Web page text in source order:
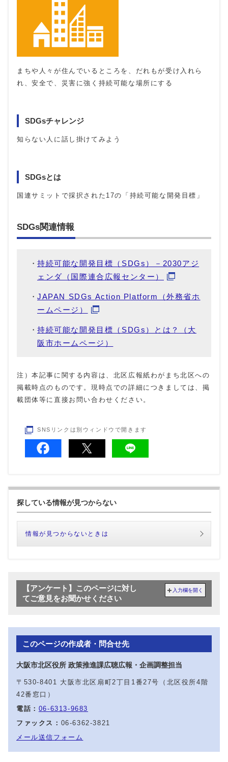
まちや人々が住んでいるところを、だれもが受け入れら
れ、安全で、災害に強く持続可能な場所にする
SDGsチャレンジ
知らない人に話し掛けてみよう
SDGsとは
国連サミットで採択された17の「持続可能な開発目標」
SDGs関連情報
持続可能な開発目標（SDGs）－2030アジ
ェンダ（国際連合広報センター）
JAPAN SDGs Action Platform（外務省ホ
ームページ）
持続可能な開発目標（SDGs）とは？（大
阪市ホームページ）
注）本記事に関する内容は、北区広報紙わがまち北区への
掲載時点のものです。現時点での詳細につきましては、掲
載団体等に直接お問い合わせください。
SNSリンクは別ウィンドウで開きます
探している情報が見つからない
情報が見つからないときは
【アンケート】このページに対し
てご意見をお聞かせください
入力欄を開く
このページの作成者・問合せ先
大阪市北区役所 政策推進課広聴広報・企画調整担当
〒530-8401 大阪市北区扇町2丁目1番27号（北区役所4階
42番窓口）
電話： 06-6313-9683
ファックス： 06-6362-3821
メール送信フォーム